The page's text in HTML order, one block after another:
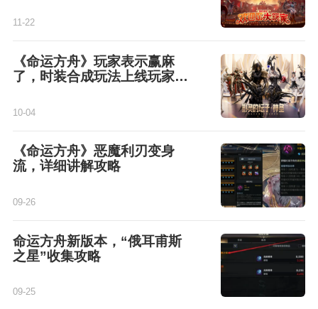
11-22
《命运方舟》玩家表示赢麻
了，时装合成玩法上线玩家凌
10-04
《命运方舟》恶魔利刃变身
流，详细讲解攻略
09-26
命运方舟新版本，“俄耳甫斯
之星”收集攻略
09-25